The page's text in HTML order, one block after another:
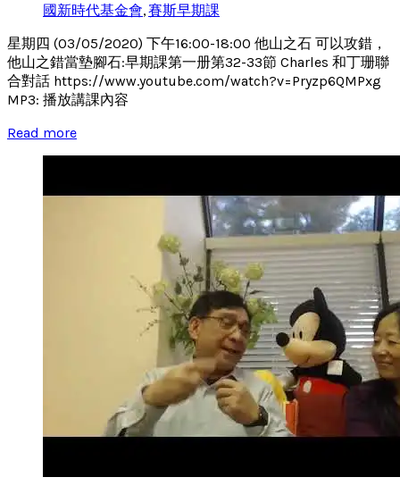
國新時代基金會,賽斯早期課
星期四 (03/05/2020) 下午16:00-18:00 他山之石 可以攻錯，
他山之錯當墊腳石:早期課第一册第32-33節 Charles 和丁珊聯
合對話 https://www.youtube.com/watch?v=Pryzp6QMPxg
MP3: 播放講課內容
Read more